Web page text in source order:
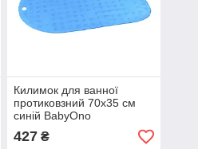
Килимок для ванної
протиковзний 70х35 см
синій BabyOno
(5901435402405-2)
427₴